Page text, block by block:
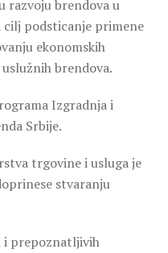
razvoju brendova u
cilj podsticanje primene
ekonomskih
brendova.
Izgradnja i
Srbije.
trgovine i usluga je
stvaranju
i prepoznatljivih